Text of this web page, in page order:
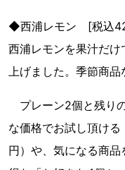
◆西浦レモン [税込
西浦レモンを果汁だ
上げました。季節商
プレーン2個と残り
な価格でお試し頂け
円）や、気になる商